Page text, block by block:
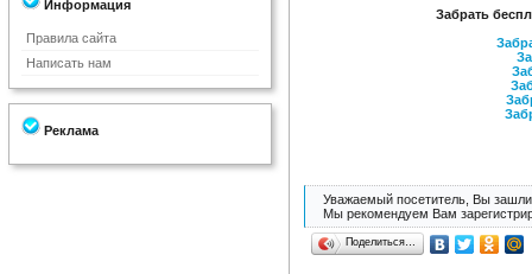
Информация
Правила сайта
Написать нам
Реклама
Забрать
Уважаемый посетитель, Вы зашли
Мы рекомендуем Вам
Поделиться…